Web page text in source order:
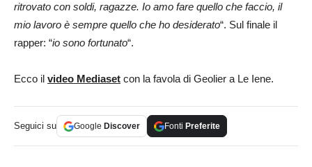
ritrovato con soldi, ragazze. Io amo fare quello che faccio, il
mio lavoro è sempre quello che ho desiderato“. Sul finale il
rapper: “io sono fortunato“.
Ecco il video Mediaset con la favola di Geolier a Le Iene.
Seguici su Google Discover Fonti Preferite